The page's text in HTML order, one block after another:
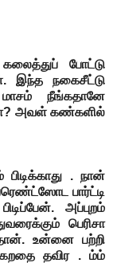
போட்டு
இந்த நகைசீட்டு
நீங்கதானே
அவள் கண்களில்
பிடிக்காது . நான்
பார்ட்டி
அப்புறம்
பெரிசா
உன்னை பற்றி
தவிர . ம்ம்